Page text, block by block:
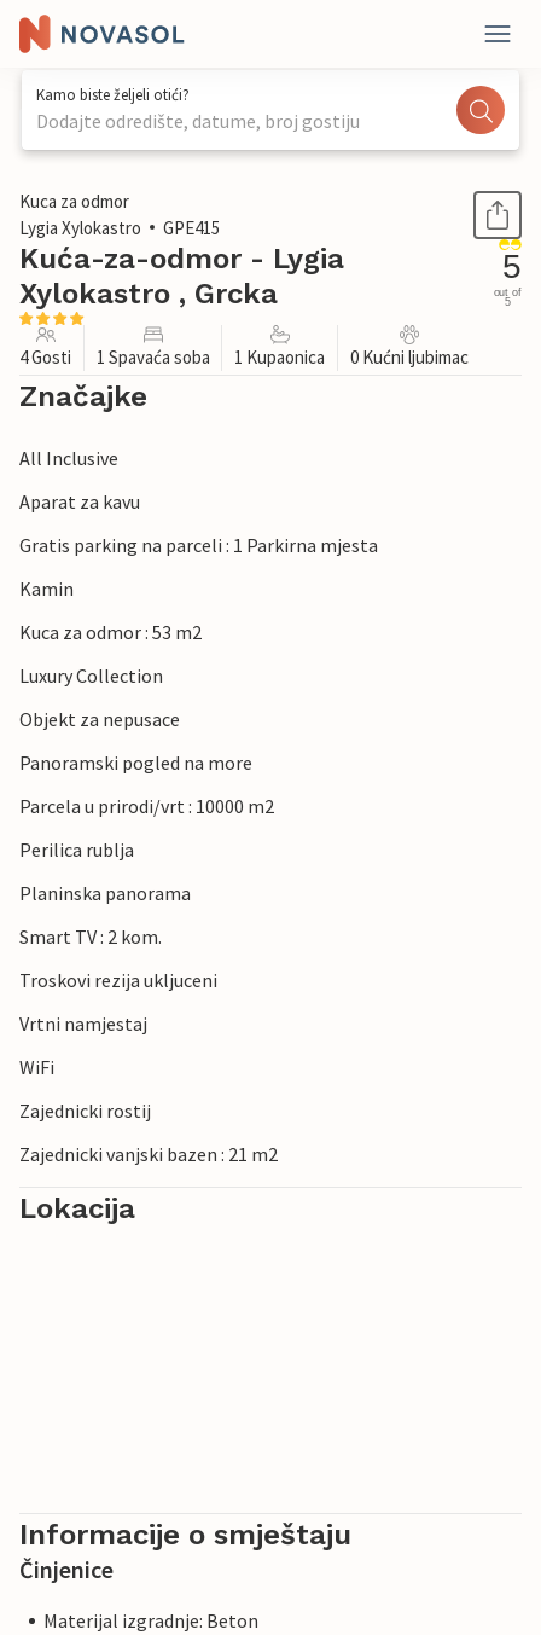
Kamo biste željeli otići?
Dodajte odredište, datume, broj gostiju
1 / 22
Kuca za odmor
Lygia Xylokastro
GPE415
Kuća-za-odmor - Lygia
Xylokastro , Grcka
5
out of
5
4 Gosti 1 Spavaća soba 1 Kupaonica 0 Kućni ljubimac
Značajke
All Inclusive
Aparat za kavu
Gratis parking na parceli : 1 Parkirna mjesta
Kamin
Kuca za odmor : 53 m2
Luxury Collection
Objekt za nepusace
Panoramski pogled na more
Parcela u prirodi/vrt : 10000 m2
Perilica rublja
Planinska panorama
Smart TV : 2 kom.
Troskovi rezija ukljuceni
Vrtni namjestaj
WiFi
Zajednicki rostij
Zajednicki vanjski bazen : 21 m2
Lokacija
Informacije o smještaju
Činjenice
Materijal izgradnje: Beton